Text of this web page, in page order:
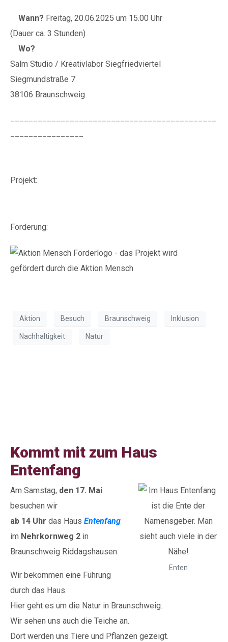
Wann? Freitag, 20.06.2025 um 15.00 Uhr
(Dauer ca. 3 Stunden)
Wo?
Salm Studio / Kreativlabor Siegfriedviertel
Siegmundstraße 7
38106 Braunschweig
Projekt:
Förderung:
Aktion Besuch Braunschweig Inklusion
Nachhaltigkeit Natur
Kommt mit zum Haus
Entenfang
Enten
Am Samstag, den 17. Mai
besuchen wir
ab 14 Uhr das Haus Entenfang
im Nehrkornweg 2 in
Braunschweig Riddagshausen.
Wir bekommen eine Führung
durch das Haus.
Hier geht es um die Natur in Braunschweig.
Wir sehen uns auch die Teiche an.
Dort werden uns Tiere und Pflanzen gezeigt.